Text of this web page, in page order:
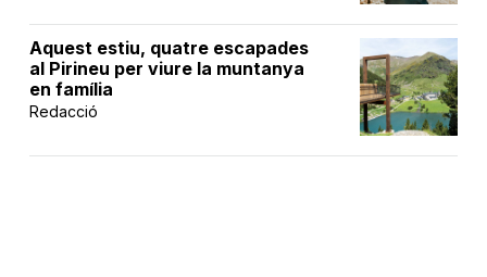
Aquest estiu, quatre escapades
al Pirineu per viure la muntanya
en família
Redacció